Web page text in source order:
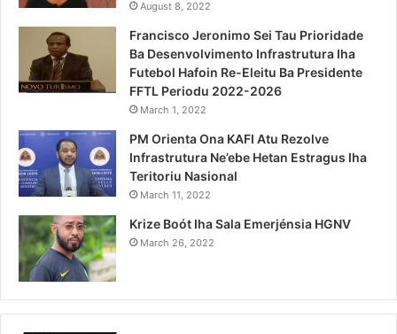
August 8, 2022
Francisco Jeronimo Sei Tau Prioridade
Ba Desenvolvimento Infrastrutura Iha
Futebol Hafoin Re-Eleitu Ba Presidente
FFTL Periodu 2022-2026
March 1, 2022
PM Orienta Ona KAFI Atu Rezolve
Infrastrutura Ne’ebe Hetan Estragus Iha
Teritoriu Nasional
March 11, 2022
Krize Boót Iha Sala Emerjénsia HGNV
March 26, 2022